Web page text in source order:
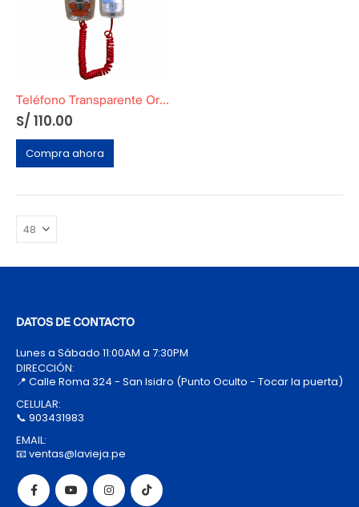
Teléfono Transparente Original
S/ 110.00
Compra ahora
DATOS DE CONTACTO
Lunes a Sábado 11:00AM a 7:30PM
DIRECCIÓN:
📍 Calle Roma 324 - San Isidro (Punto Oculto - Tocar la puerta)
CELULAR:
📞 903431983
EMAIL:
📧 ventas@lavieja.pe